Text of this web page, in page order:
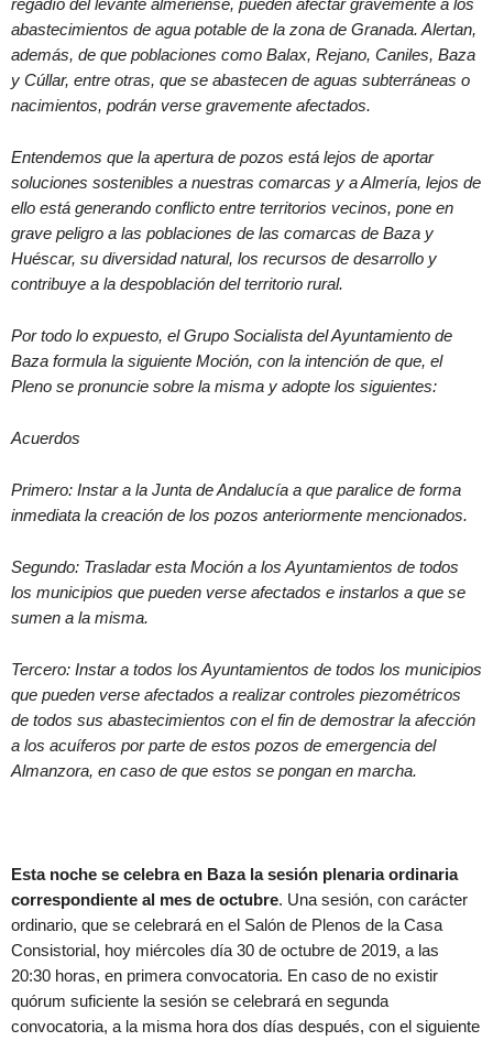
regadío del levante almeriense, pueden afectar gravemente a los
abastecimientos de agua potable de la zona de Granada. Alertan,
además, de que poblaciones como Balax, Rejano, Caniles, Baza
y Cúllar, entre otras, que se abastecen de aguas subterráneas o
nacimientos, podrán verse gravemente afectados.
Entendemos que la apertura de pozos está lejos de aportar
soluciones sostenibles a nuestras comarcas y a Almería, lejos de
ello está generando conflicto entre territorios vecinos, pone en
grave peligro a las poblaciones de las comarcas de Baza y
Huéscar, su diversidad natural, los recursos de desarrollo y
contribuye a la despoblación del territorio rural.
Por todo lo expuesto, el Grupo Socialista del Ayuntamiento de
Baza formula la siguiente Moción, con la intención de que, el
Pleno se pronuncie sobre la misma y adopte los siguientes:
Acuerdos
Primero: Instar a la Junta de Andalucía a que paralice de forma
inmediata la creación de los pozos anteriormente mencionados.
Segundo: Trasladar esta Moción a los Ayuntamientos de todos
los municipios que pueden verse afectados e instarlos a que se
sumen a la misma.
Tercero: Instar a todos los Ayuntamientos de todos los municipios
que pueden verse afectados a realizar controles piezométricos
de todos sus abastecimientos con el fin de demostrar la afección
a los acuíferos por parte de estos pozos de emergencia del
Almanzora, en caso de que estos se pongan en marcha.
Esta noche se celebra en Baza la sesión plenaria ordinaria
correspondiente al mes de octubre. Una sesión, con carácter
ordinario, que se celebrará en el Salón de Plenos de la Casa
Consistorial, hoy miércoles día 30 de octubre de 2019, a las
20:30 horas, en primera convocatoria. En caso de no existir
quórum suficiente la sesión se celebrará en segunda
convocatoria, a la misma hora dos días después, con el siguiente